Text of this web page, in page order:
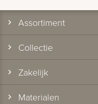
Assortiment
Collectie
Zakelijk
Materialen